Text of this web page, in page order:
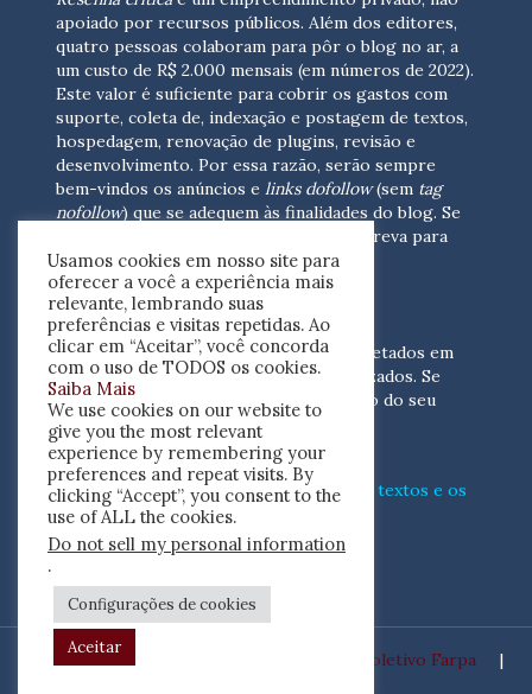
apoiado por recursos públicos. Além dos editores,
quatro pessoas colaboram para pôr o blog no ar, a
um custo de R$ 2.000 mensais (em números de 2022).
Este valor é suficiente para cobrir os gastos com
suporte, coleta de, indexação e postagem de textos,
hospedagem, renovação de plugins, revisão e
desenvolvimento. Por essa razão, serão sempre
bem-vindos os anúncios e links dofollow(sem tag
nofollow) que se adequem às finalidades do blog. Se
escreva para
nós(contato@resenhacritica.com.br)
FONTES E ACERVO
As resenhas, dossiês e sumários são coletados em
periódicos acadêmicos e sites especializados. Se
você tem interesse em divulgar o acervo do seu
periódico, escreva para nós
(contato@resenhacritica.com.br)
Conheça omodocomo processamos os textos e os
índicesdisponibilizados neste blog.
ISSN 2764-0302
Coletivo Farpa |
Usamos cookies em nosso site para
oferecer a você a experiência mais
relevante, lembrando suas
preferências e visitas repetidas. Ao
clicar em “Aceitar”, você concorda
com o uso de TODOS os cookies.
Saiba Mais
We use cookies on our website to
give you the most relevant
experience by remembering your
preferences and repeat visits. By
clicking “Accept”, you consent to the
use of ALL the cookies.
Do not sell my personal information
.
Configurações de cookies
Aceitar